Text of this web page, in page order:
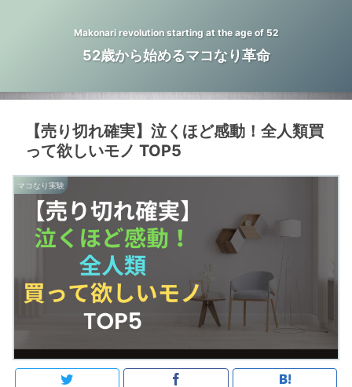
Makonari revolution starting at the age of 52
52歳から始めるマコなり革命
【売り切れ確実】泣くほど感動！全人類買
って欲しいモノ TOP5
マコなり実験